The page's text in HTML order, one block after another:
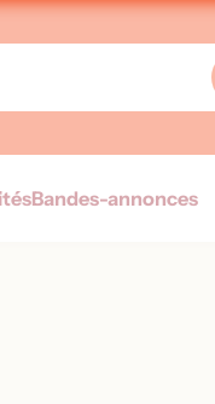
Bandes-annonces